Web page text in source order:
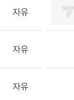
자유
자유
자유